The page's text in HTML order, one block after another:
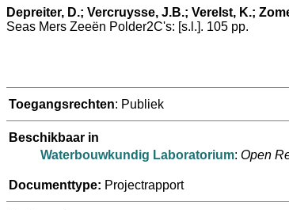
Depreiter, D.; Vercruysse, J.B.; Verelst, K.;
Seas Mers Zeeën Polder2C's: [s.l.]. 105 pp.
Toegangsrechten: Publiek
Beschikbaar in
Waterbouwkundig Laboratorium: Open
Documenttype: Projectrapport